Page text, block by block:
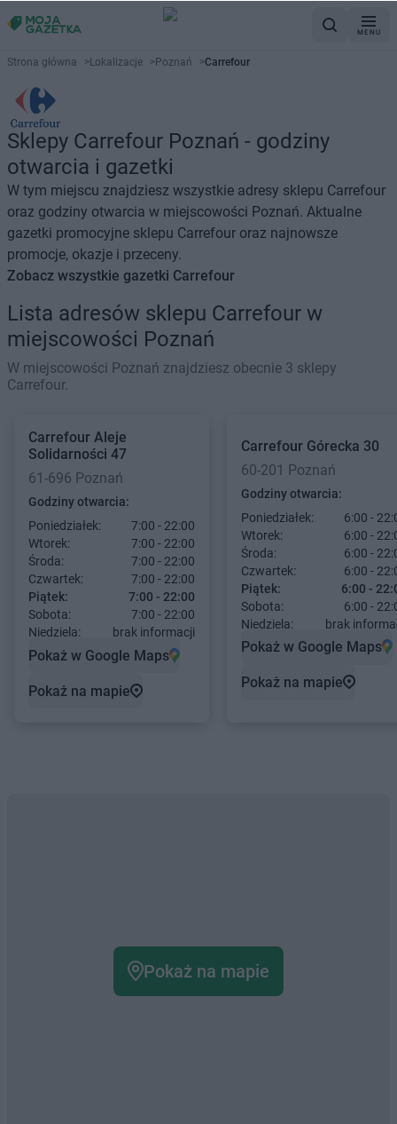
MENU
Strona główna >Lokalizacje >Poznań >Carrefour
Sklepy Carrefour Poznań - godziny
otwarcia i gazetki
W tym miejscu znajdziesz wszystkie adresy sklepu Carrefour
oraz godziny otwarcia w miejscowości Poznań. Aktualne
gazetki promocyjne sklepu Carrefour oraz najnowsze
promocje, okazje i przeceny.
Zobacz wszystkie gazetki Carrefour
Lista adresów sklepu Carrefour w
miejscowości Poznań
W miejscowości Poznań znajdziesz obecnie 3 sklepy
Carrefour.
Carrefour Aleje
Solidarności 47
61-696 Poznań
Godziny otwarcia:
Poniedziałek:
7:00 - 22:00
Wtorek:
7:00 - 22:00
Środa:
7:00 - 22:00
Czwartek:
7:00 - 22:00
Piątek:
7:00 - 22:00
Sobota:
7:00 - 22:00
Niedziela:
brak informacji
Pokaż w Google Maps
Pokaż na mapie
Carrefour Górecka 30
60-201 Poznań
Godziny otwarcia:
Poniedziałek:
6:00 -
Wtorek:
6:00 -
Środa:
6:00 -
Czwartek:
6:00 -
Piątek:
6:00 -
Sobota:
6:00 -
Niedziela:
brak
Pokaż w Google Maps
Pokaż na mapie
Pokaż na mapie